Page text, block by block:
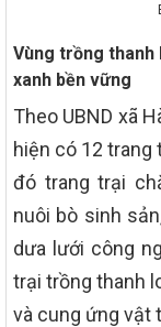
Vùng trồng thanh
xanh bền vững
Theo UBND xã
hiện có 12 trang
đó trang trại
nuôi bò sinh
dưa lưới công
trại trồng thanh
và cung ứng vật